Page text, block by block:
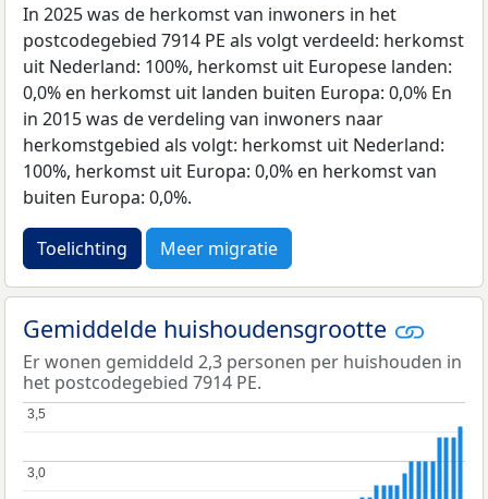
In 2025 was de herkomst van inwoners in het
postcodegebied 7914 PE als volgt verdeeld: herkomst
uit Nederland: 100%, herkomst uit Europese landen:
0,0% en herkomst uit landen buiten Europa: 0,0% En
in 2015 was de verdeling van inwoners naar
herkomstgebied als volgt: herkomst uit Nederland:
100%, herkomst uit Europa: 0,0% en herkomst van
buiten Europa: 0,0%.
Toelichting Meer migratie
Gemiddelde huishoudensgrootte
Er wonen gemiddeld 2,3 personen per huishouden in
het postcodegebied 7914 PE.
3,0
3,0
3,5
3,5